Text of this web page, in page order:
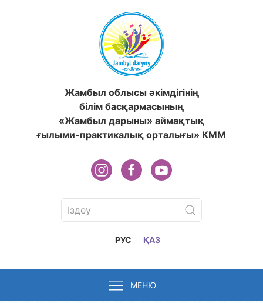
Жамбыл облысы әкімдігінің
білім басқармасының
«Жамбыл дарыны» аймақтық
ғылыми-практикалық орталығы» КММ
РУС ҚАЗ
МЕНЮ